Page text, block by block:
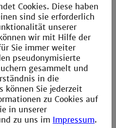
according to
Engineering:
English or
English B2 (separate
31st
winter semesterof
year
31st
Cookies. Diese haben
sind sie erforderlich
unserer
wir mit Hilfe der
Sie immer weiter
pseudonymisierte
gesammelt und
in die
können Sie jederzeit
zu Cookies auf
in unserer
zu uns im Impressum.